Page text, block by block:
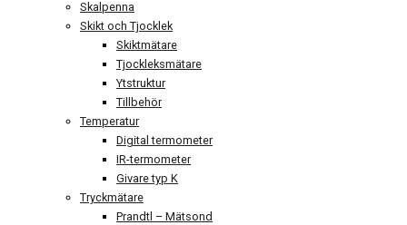
Skalpenna
Skikt och Tjocklek
Skiktmätare
Tjockleksmätare
Ytstruktur
Tillbehör
Temperatur
Digital termometer
IR-termometer
Givare typ K
Tryckmätare
Prandtl – Mätsond